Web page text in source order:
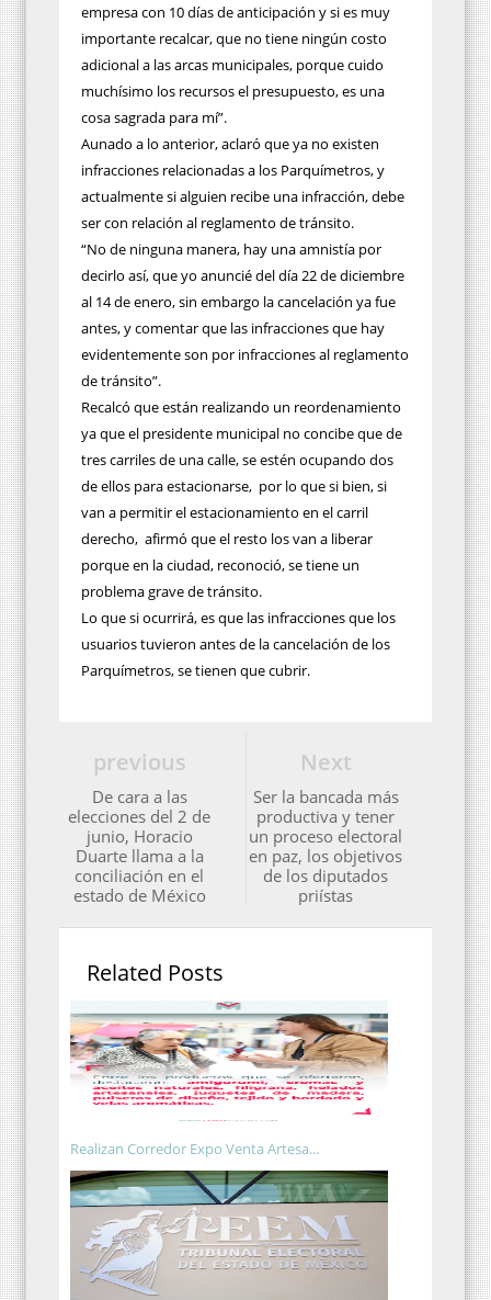
empresa con 10 días de anticipación y si es muy
importante recalcar, que no tiene ningún costo
adicional a las arcas municipales, porque cuido
muchísimo los recursos el presupuesto, es una
cosa sagrada para mí”.
Aunado a lo anterior, aclaró que ya no existen
infracciones relacionadas a los Parquímetros, y
actualmente si alguien recibe una infracción, debe
ser con relación al reglamento de tránsito.
“No de ninguna manera, hay una amnistía por
decirlo así, que yo anuncié del día 22 de diciembre
al 14 de enero, sin embargo la cancelación ya fue
antes, y comentar que las infracciones que hay
evidentemente son por infracciones al reglamento
de tránsito”.
Recalcó que están realizando un reordenamiento
ya que el presidente municipal no concibe que de
tres carriles de una calle, se estén ocupando dos
de ellos para estacionarse, por lo que si bien, si
van a permitir el estacionamiento en el carril
derecho, afirmó que el resto los van a liberar
porque en la ciudad, reconoció, se tiene un
problema grave de tránsito.
Lo que si ocurrirá, es que las infracciones que los
usuarios tuvieron antes de la cancelación de los
Parquímetros, se tienen que cubrir.
Next
Ser la bancada más
productiva y tener
un proceso electoral
en paz, los objetivos
de los diputados
priístas
previous
De cara a las
elecciones del 2 de
junio, Horacio
Duarte llama a la
conciliación en el
estado de México
Related Posts
Realizan Corredor Expo Venta Artesa...